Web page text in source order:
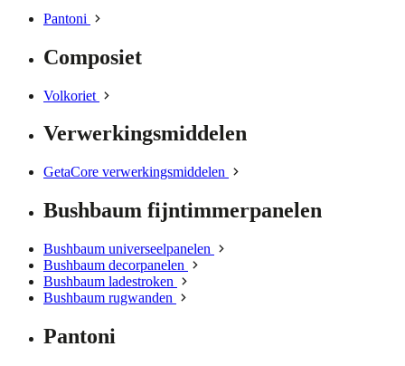
Pantoni
Composiet
Volkoriet
Verwerkingsmiddelen
GetaCore verwerkingsmiddelen
Bushbaum fijntimmerpanelen
Bushbaum universeelpanelen
Bushbaum decorpanelen
Bushbaum ladestroken
Bushbaum rugwanden
Pantoni